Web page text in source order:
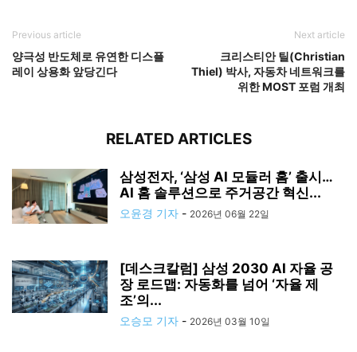
Previous article
양극성 반도체로 유연한 디스플
레이 상용화 앞당긴다
Next article
크리스티안 틸(Christian
Thiel) 박사, 자동차 네트워크를
위한 MOST 포럼 개최
RELATED ARTICLES
삼성전자, ‘삼성 AI 모듈러 홈’ 출시…
AI 홈 솔루션으로 주거공간 혁신...
오윤경 기자 - 2026년 06월 22일
[데스크칼럼] 삼성 2030 AI 자율 공
장 로드맵: 자동화를 넘어 ‘자율 제
조’의...
오승모 기자 - 2026년 03월 10일